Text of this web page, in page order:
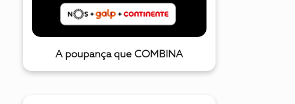
A poupança que COMBINA